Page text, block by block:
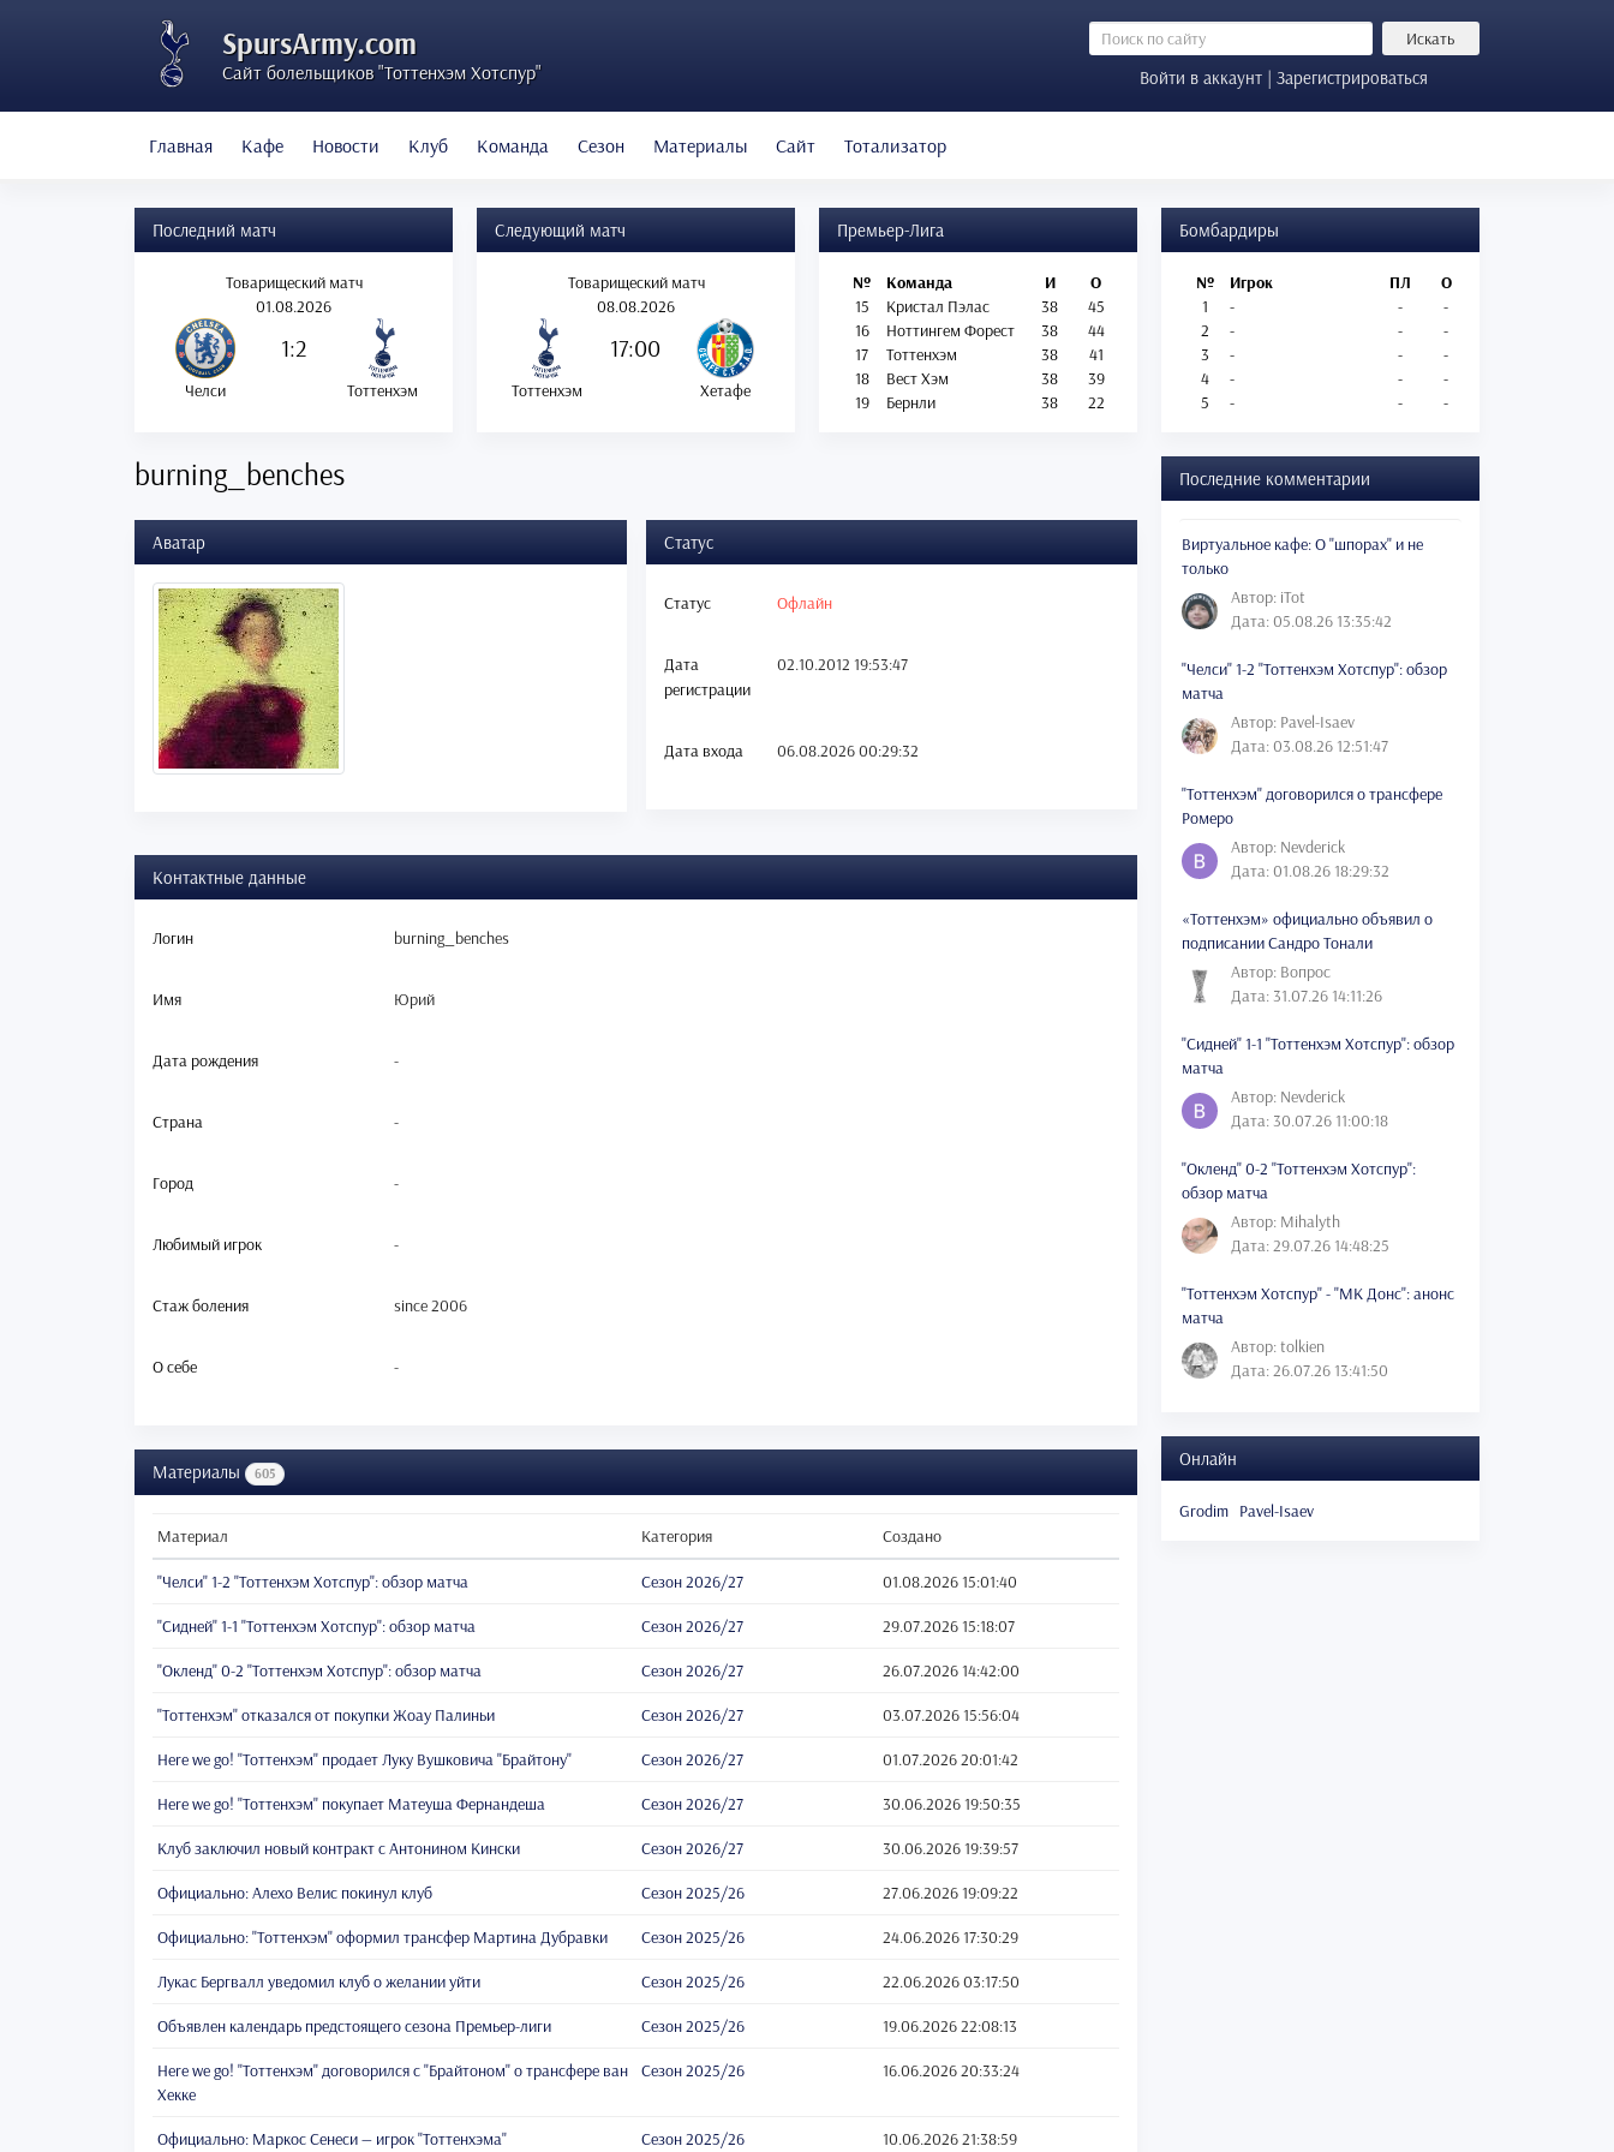
SpursArmy.com
Сайт болельщиков "Тоттенхэм Хотспур"
Искать
Войти в аккаунт | Зарегистрироваться
Главная Кафе Новости Клуб Команда Сезон Материалы Сайт Тотализатор
Последний матч
Товарищеский матч
01.08.2026
1:2
Челси Тоттенхэм
Следующий матч
Товарищеский матч
08.08.2026
17:00
Тоттенхэм Хетафе
Премьер-Лига
№ Команда И
О
15
Кристал Пэлас 38
45
16
Ноттингем Форест 38
44
17
Тоттенхэм 38
41
18
Вест Хэм 38
39
19
Бернли 38 22
Бомбардиры
№ Игрок ПЛ
О
1
- -
-
2
- -
-
3
- -
-
4
- -
-
5
- - -
burning_benches
Аватар Статус
Статус Офлайн
Дата
регистрации
02.10.2012 19:53:47
Дата входа 06.08.2026 00:29:32
Контактные данные
Логин burning_benches
Имя Юрий
Дата рождения -
Страна -
Город -
Любимый игрок -
Стаж боления since 2006
О себе -
Материалы 605
Материал Категория Создано
"Челси" 1-2 "Тоттенхэм Хотспур": обзор матча Сезон 2026/27 01.08.2026 15:01:40
"Сидней" 1-1 "Тоттенхэм Хотспур": обзор матча Сезон 2026/27 29.07.2026 15:18:07
"Окленд" 0-2 "Тоттенхэм Хотспур": обзор матча Сезон 2026/27 26.07.2026 14:42:00
"Тоттенхэм" отказался от покупки Жоау Палиньи Сезон 2026/27 03.07.2026 15:56:04
Here we go! "Тоттенхэм" продает Луку Вушковича "Брайтону" Сезон 2026/27 01.07.2026 20:01:42
Here we go! "Тоттенхэм" покупает Матеуша Фернандеша Сезон 2026/27 30.06.2026 19:50:35
Клуб заключил новый контракт с Антонином Кински Сезон 2026/27 30.06.2026 19:39:57
Официально: Алехо Велис покинул клуб Сезон 2025/26 27.06.2026 19:09:22
Официально: "Тоттенхэм" оформил трансфер Мартина Дубравки Сезон 2025/26 24.06.2026 17:30:29
Лукас Бергвалл уведомил клуб о желании уйти Сезон 2025/26 22.06.2026 03:17:50
Объявлен календарь предстоящего сезона Премьер-лиги Сезон 2025/26 19.06.2026 22:08:13
Here we go! "Тоттенхэм" договорился с "Брайтоном" о трансфере ван
Хекке
Сезон 2025/26 16.06.2026 20:33:24
Официально: Маркос Сенеси — игрок "Тоттенхэма" Сезон 2025/26 10.06.2026 21:38:59
Последние комментарии
Виртуальное кафе: О "шпорах" и не
только
Автор: iTot
Дата: 05.08.26 13:35:42
"Челси" 1-2 "Тоттенхэм Хотспур": обзор
матча
Автор: Pavel-Isaev
Дата: 03.08.26 12:51:47
"Тоттенхэм" договорился о трансфере
Ромеро
Автор: Nevderick
Дата: 01.08.26 18:29:32
«Тоттенхэм» официально объявил о
подписании Сандро Тонали
Автор: Вопрос
Дата: 31.07.26 14:11:26
"Сидней" 1-1 "Тоттенхэм Хотспур": обзор
матча
Автор: Nevderick
Дата: 30.07.26 11:00:18
"Окленд" 0-2 "Тоттенхэм Хотспур":
обзор матча
Автор: Mihalyth
Дата: 29.07.26 14:48:25
"Тоттенхэм Хотспур" - "МК Донс": анонс
матча
Автор: tolkien
Дата: 26.07.26 13:41:50
Онлайн
Grodim Pavel-Isaev